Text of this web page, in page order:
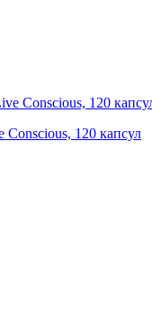
120 капсул